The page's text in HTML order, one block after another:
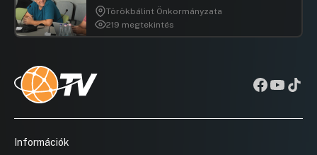
Törökbálint Önkormányzata
219 megtekintés
Információk